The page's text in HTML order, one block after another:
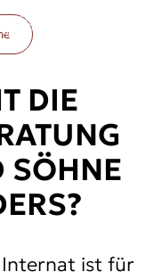
DIE
SÖHNE
Internat ist für